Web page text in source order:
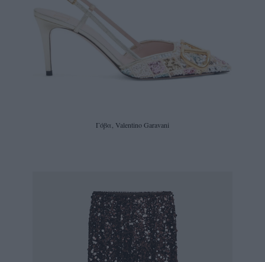
Γόβα, Valentino Garavani